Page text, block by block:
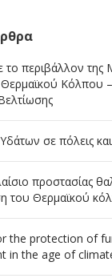
το περιβάλλον της
Κόλπου
σε πόλεις
προστασίας
του Θερμαϊκού
the protection of
in the age of